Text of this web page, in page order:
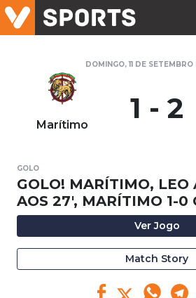
DOMINGO, 11 DE
Marítimo 1 - 2
GOLO
GOLO! MARÍTIMO, LEO
AOS 27', MARÍTIMO 1-0
Ver Jogo
Match Story